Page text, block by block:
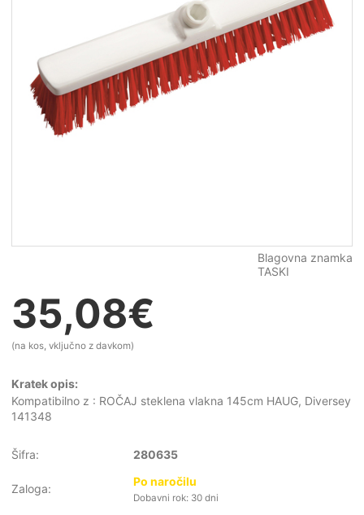
Blagovna znamka
TASKI
35,08€
(na kos, vključno z davkom)
Kratek opis:
Kompatibilno z : ROČAJ steklena vlakna 145cm HAUG, Diversey
141348
Šifra: 280635
Zaloga:
Po naročilu
Dobavni rok: 30 dni